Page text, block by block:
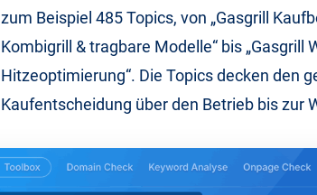
zum Beispiel 485 Topics, von „Gasgrill
Kombigrill & tragbare Modelle“ bis „Gasgrill
Hitzeoptimierung“. Die Topics decken den
Kaufentscheidung über den Betrieb bis zur